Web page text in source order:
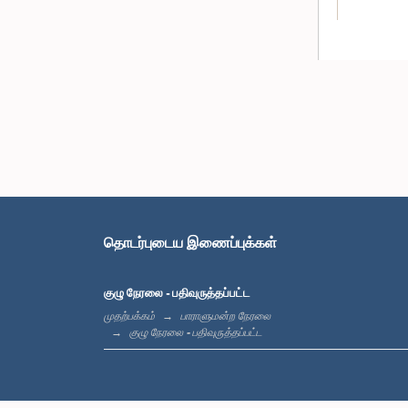
கௌரவ
தொடர்புடைய இணைப்புக்கள்
குழு நேரலை - பதிவுருத்தப்பட்ட
முதற்பக்கம்
பாராளுமன்ற நேரலை
குழு நேரலை - பதிவுருத்தப்பட்ட